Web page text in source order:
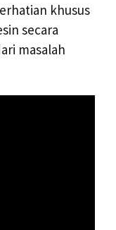
khusus
secara
masalah